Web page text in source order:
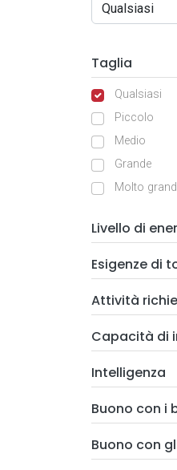
Taglia
Qualsiasi
Piccolo
Medio
Grande
Molto
Livello di
Esigenze di
Attività
Capacità di
Intelligenza
Buono con i
Buono con